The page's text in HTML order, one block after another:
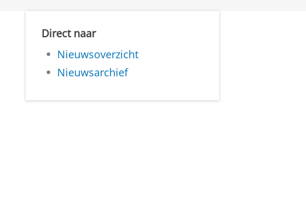
Direct naar
Nieuwsoverzicht
Nieuwsarchief